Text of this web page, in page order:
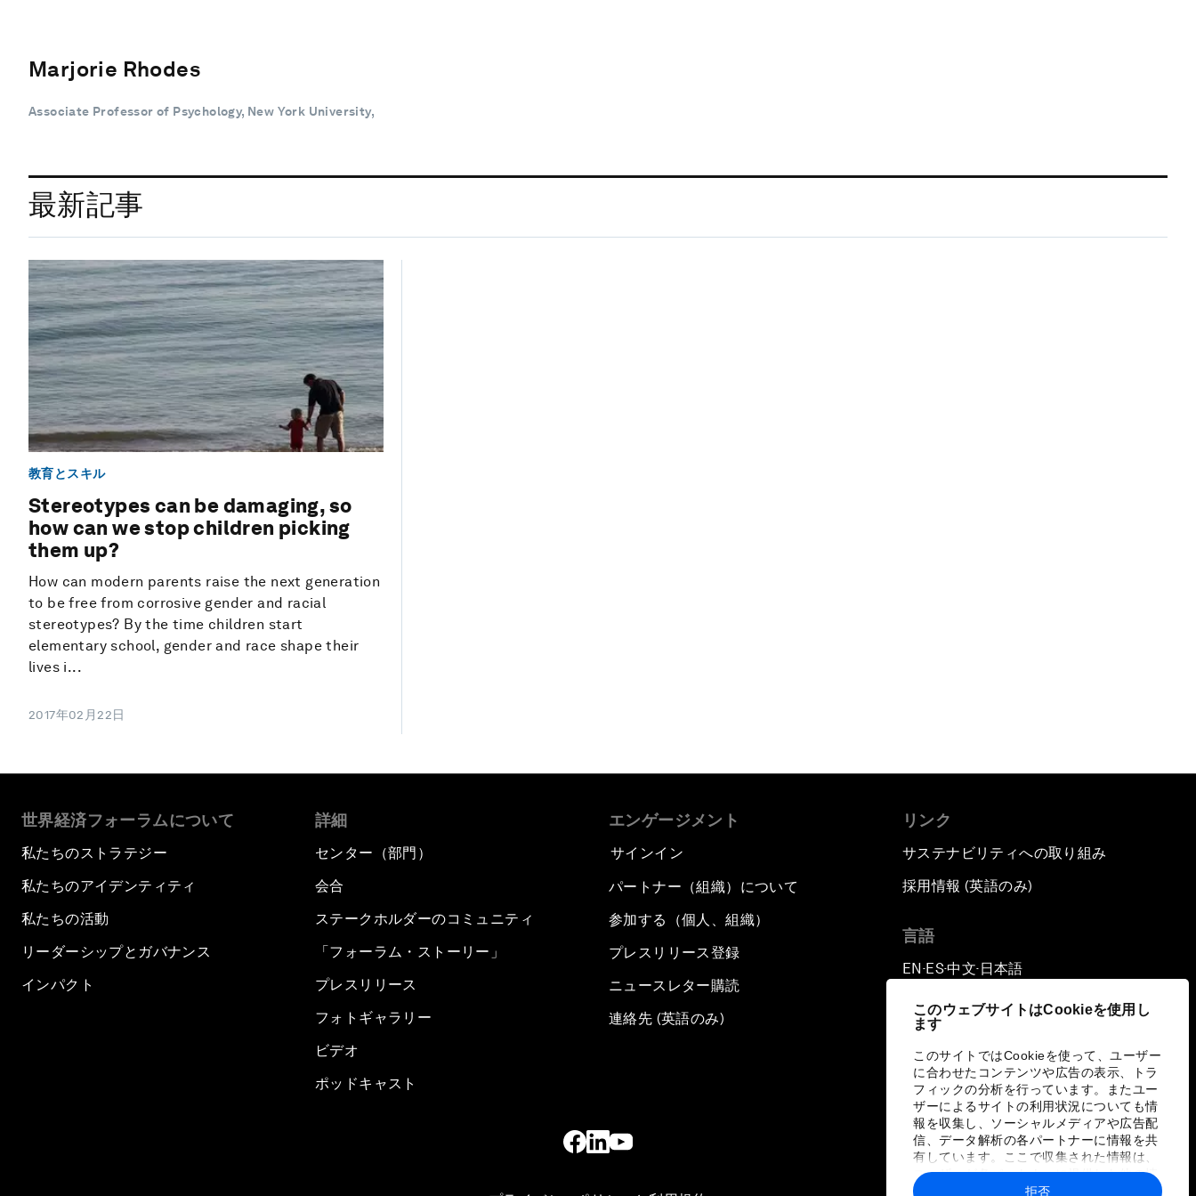
このウェブサイトはCookieを使用し
ます
このサイトではCookieを使って、ユーザー
に合わせたコンテンツや広告の表示、トラ
フィックの分析を行っています。またユー
ザーによるサイトの利用状況についても情
報を収集し、ソーシャルメディアや広告配
信、データ解析の各パートナーに情報を共
有しています。ここで収集された情報は、
ユーザーが各パートナーに提供した他の情
報や各パートナーのサービスを使用した際
拒否
Marjorie Rhodes
Associate Professor of Psychology, New York University,
最新記事
教育とスキル
Stereotypes can be damaging, so
how can we stop children picking
them up?
How can modern parents raise the next generation
to be free from corrosive gender and racial
stereotypes? By the time children start
elementary school, gender and race shape their
lives i...
2017年02月22日
世界経済フォーラムについて
私たちのストラテジー
私たちのアイデンティティ
私たちの活動
リーダーシップとガバナンス
インパクト
詳細
センター（部門）
会合
ステークホルダーのコミュニティ
「フォーラム・ストーリー」
プレスリリース
フォトギャラリー
ビデオ
ポッドキャスト
エンゲージメント
サインイン
パートナー（組織）について
参加する（個人、組織）
プレスリリース登録
ニュースレター購読
連絡先 (英語のみ)
リンク
サステナビリティへの取り組み
採用情報 (英語のみ)
言語
EN ▪ ES▪中文▪ 日本語